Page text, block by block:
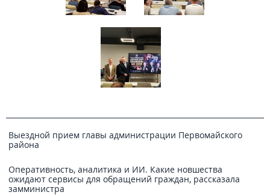
Выездной прием главы администрации Первомайского
района
Оперативность, аналитика и ИИ. Какие новшества
ожидают сервисы для обращений граждан, рассказала
замминистра